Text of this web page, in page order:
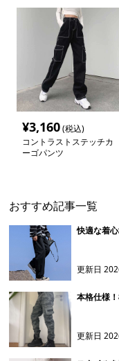
¥3,160(税込)
コントラストステッチカ
ーゴパンツ
おすすめ記事一覧
快適な着
更新日
本格仕様
更新日